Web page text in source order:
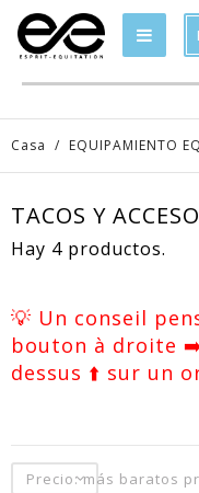
Casa / EQUIPAMIENTO
TACOS Y
Hay 4 productos.
💡 Un conseil
bouton à droite
dessus ⬆️ sur un
Precio: más baratos
Product
Product